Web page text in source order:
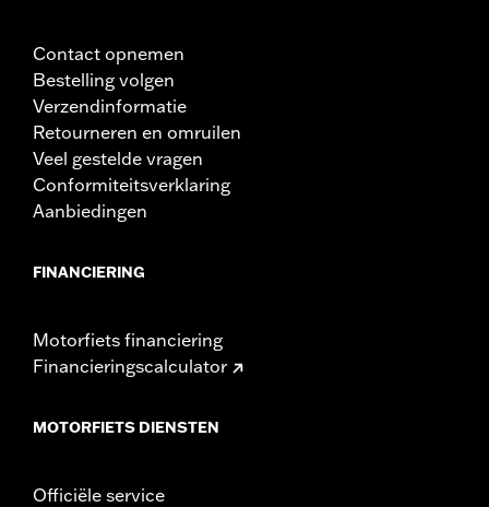
Contact opnemen
Bestelling volgen
Verzendinformatie
Retourneren en omruilen
Veel gestelde vragen
Conformiteitsverklaring
Aanbiedingen
FINANCIERING
Motorfiets financiering
Financieringscalculator
MOTORFIETS DIENSTEN
Officiële service